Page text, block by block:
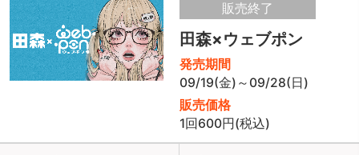
販売終了
田森×ウェブポン
発売期間
09/19(金)～09/28(日)
販売価格
1回600円(税込)